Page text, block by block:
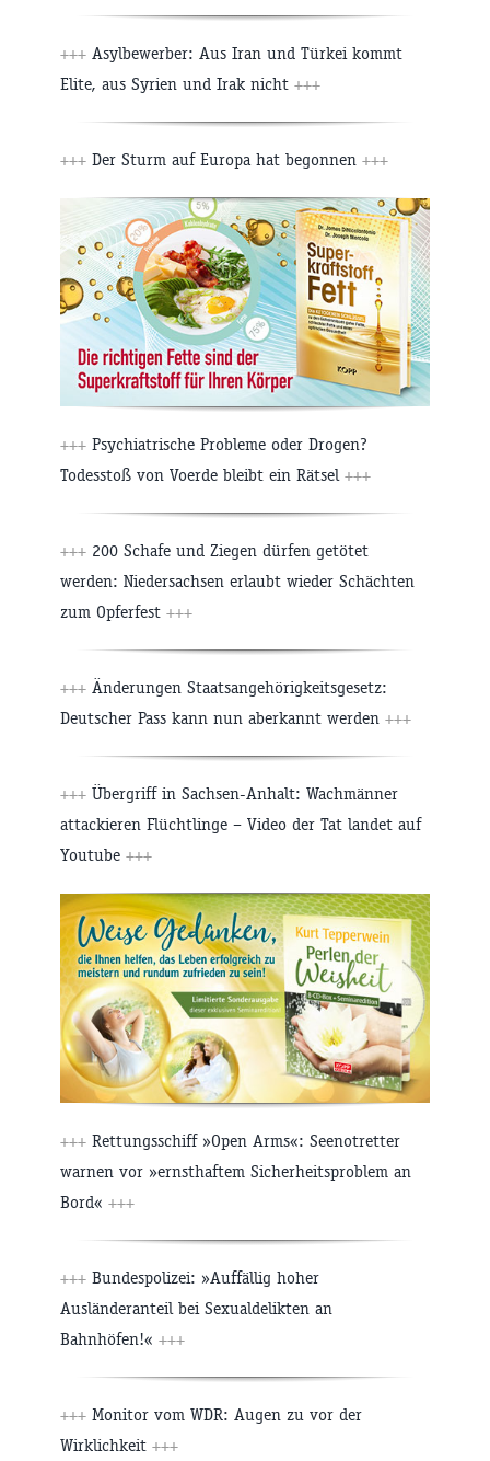
+++ Asylbewerber: Aus Iran und Türkei kommt
Elite, aus Syrien und Irak nicht +++
+++ Der Sturm auf Europa hat begonnen +++
+++ Psychiatrische Probleme oder Drogen?
Todesstoß von Voerde bleibt ein Rätsel +++
+++ 200 Schafe und Ziegen dürfen getötet
werden: Niedersachsen erlaubt wieder Schächten
zum Opferfest +++
+++ Änderungen Staatsangehörigkeitsgesetz:
Deutscher Pass kann nun aberkannt werden +++
+++ Übergriff in Sachsen-Anhalt: Wachmänner
attackieren Flüchtlinge – Video der Tat landet auf
Youtube +++
+++ Rettungsschiff »Open Arms«: Seenotretter
warnen vor »ernsthaftem Sicherheitsproblem an
Bord« +++
+++ Bundespolizei: »Auffällig hoher
Ausländeranteil bei Sexualdelikten an
Bahnhöfen!« +++
+++ Monitor vom WDR: Augen zu vor der
Wirklichkeit +++